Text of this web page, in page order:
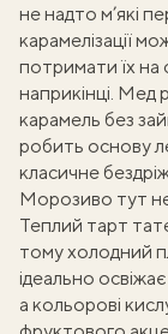
не надто м’які
карамелізації
потримати їх на
наприкінці. Мед
карамель без
робить основу
класичне
Морозиво тут не
Теплий тарт
тому холодний
ідеально
а кольорові